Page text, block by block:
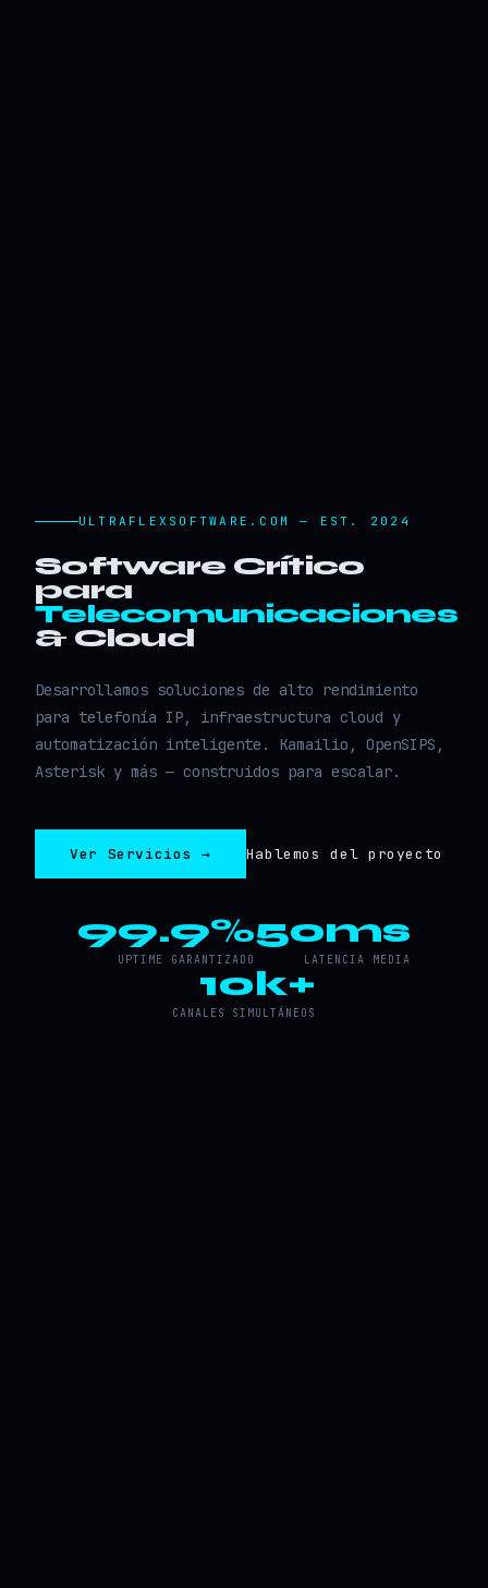
ULTRAFLEXSOFTWARE.COM — EST. 2024
Software Crítico
para
Telecomunicaciones
& Cloud
Desarrollamos soluciones de alto rendimiento
para telefonía IP, infraestructura cloud y
automatización inteligente. Kamailio, OpenSIPS,
Asterisk y más — construidos para escalar.
Ver Servicios → Hablemos del proyecto
99.9%
UPTIME GARANTIZADO
50ms
LATENCIA MEDIA
10k+
CANALES SIMULTÁNEOS